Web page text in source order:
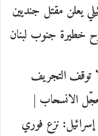
يعلن مقتل جنديين
توقف التجريف
الانسحاب |
نزع فوري